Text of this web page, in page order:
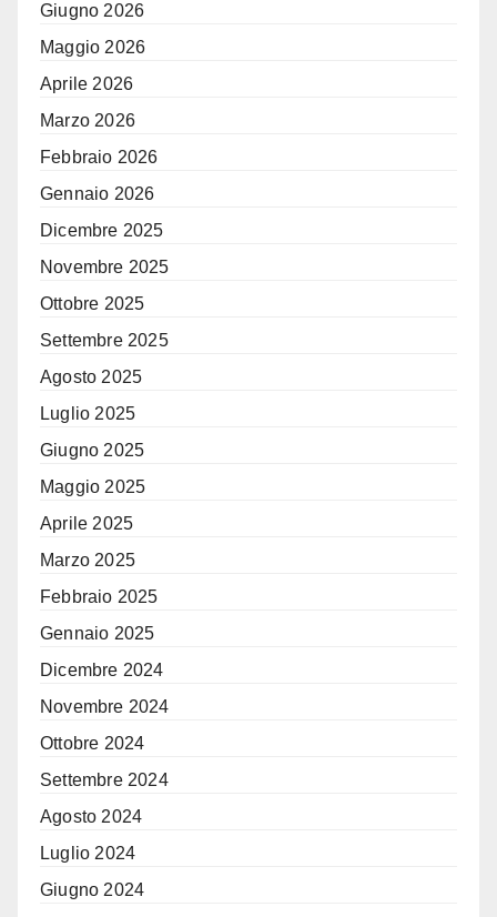
Giugno 2026
Maggio 2026
Aprile 2026
Marzo 2026
Febbraio 2026
Gennaio 2026
Dicembre 2025
Novembre 2025
Ottobre 2025
Settembre 2025
Agosto 2025
Luglio 2025
Giugno 2025
Maggio 2025
Aprile 2025
Marzo 2025
Febbraio 2025
Gennaio 2025
Dicembre 2024
Novembre 2024
Ottobre 2024
Settembre 2024
Agosto 2024
Luglio 2024
Giugno 2024